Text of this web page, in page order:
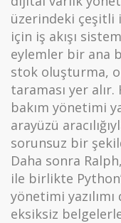
üzerindeki çeşitli
için iş akışı
eylemler bir ana
stok oluşturma,
taraması yer
bakım yönetimi
arayüzü
sorunsuz bir
Daha sonra
ile birlikte
yönetimi
eksiksiz